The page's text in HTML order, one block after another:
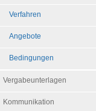
Verfahren
Angebote
Bedingungen
Vergabeunterlagen
Kommunikation